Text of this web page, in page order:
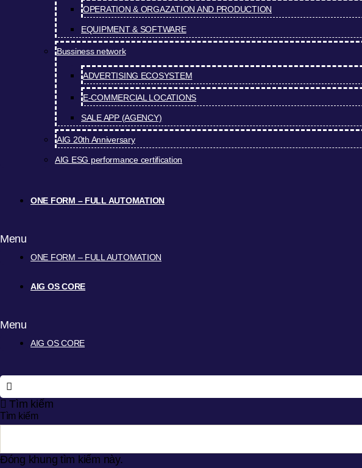
OPERATION & ORGAZATION AND PRODUCTION
EQUIPMENT & SOFTWARE
Bussiness network
ADVERTISING ECOSYSTEM
E-COMMERCIAL LOCATIONS
SALE APP (AGENCY)
AIG 20th Anniversary
AIG ESG performance certification
ONE FORM – FULL AUTOMATION
Menu
ONE FORM – FULL AUTOMATION
AIG OS CORE
Menu
AIG OS CORE
Tìm kiếm
Tìm kiếm
Đóng khung tìm kiếm này.